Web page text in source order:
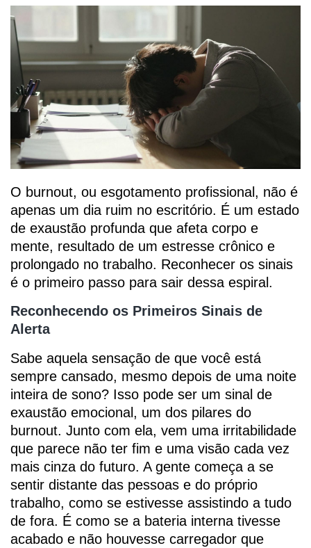
O burnout, ou esgotamento profissional, não é
apenas um dia ruim no escritório. É um estado
de exaustão profunda que afeta corpo e
mente, resultado de um estresse crônico e
prolongado no trabalho. Reconhecer os sinais
é o primeiro passo para sair dessa espiral.
Reconhecendo os Primeiros Sinais de
Alerta
Sabe aquela sensação de que você está
sempre cansado, mesmo depois de uma noite
inteira de sono? Isso pode ser um sinal de
exaustão emocional, um dos pilares do
burnout. Junto com ela, vem uma irritabilidade
que parece não ter fim e uma visão cada vez
mais cinza do futuro. A gente começa a se
sentir distante das pessoas e do próprio
trabalho, como se estivesse assistindo a tudo
de fora. É como se a bateria interna tivesse
acabado e não houvesse carregador que